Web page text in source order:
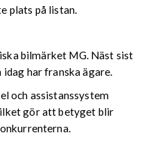
plats på listan.
bilmärket MG. Näst sist
idag har franska ägare.
och assistanssystem
gör att betyget blir